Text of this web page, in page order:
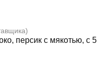
персик с мякотью, с 5